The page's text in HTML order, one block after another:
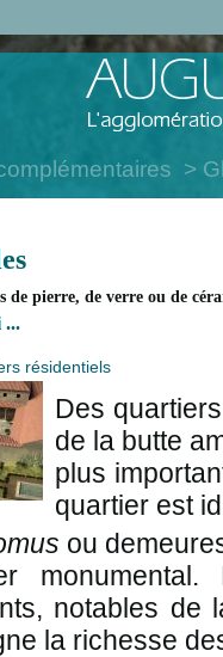
de pierre, de verre ou de
...
résidentiels
Des
de la butte
plus
quartier est
ou
notables de
la richesse